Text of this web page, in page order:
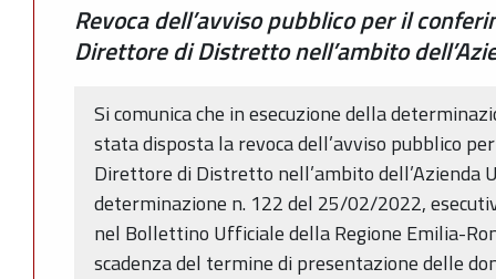
Revoca dell’avviso pubblico per il
Direttore di Distretto nell’ambito
Si comunica che in esecuzione della
stata disposta la revoca dell’avviso pubblico
Direttore di Distretto nell’ambito dell’Azienda
determinazione n. 122 del 25/02/2022,
nel Bollettino Ufficiale della Regione Emilia-
scadenza del termine di presentazione delle